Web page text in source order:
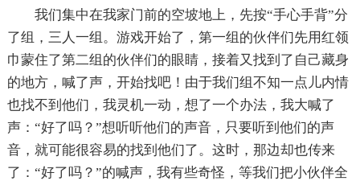
我们集中在我家门前的空坡地上，先按“手心手背”分
了组，三人一组。游戏开始了，第一组的伙伴们先用红领
巾蒙住了第二组的伙伴们的眼睛，接着又找到了自己藏身
的地方，喊了声，开始找吧！由于我们组不知一点儿内情
也找不到他们，我灵机一动，想了一个办法，我大喊了
声：“好了吗？”想听听他们的声音，只要听到他们的声
音，就可能很容易的找到他们了。这时，那边却也传来
了：“好了吗？”的喊声，我有些奇怪，等我们把小伙伴全